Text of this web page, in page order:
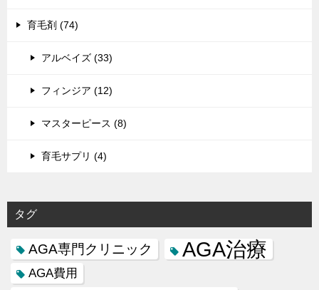
育毛剤 (74)
アルベイズ (33)
フィンジア (12)
マスターピース (8)
育毛サプリ (4)
タグ
AGA専門クリニック AGA治療
AGA費用